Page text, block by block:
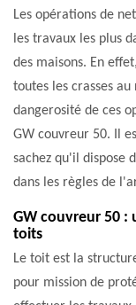
Les opérations de
les travaux les plus
des maisons. En
toutes les crasses
dangerosité de ces
GW couvreur 50. Il
sachez qu'il dispose
dans les règles de
GW couvreur 50 :
toits
Le toit est la
pour mission de